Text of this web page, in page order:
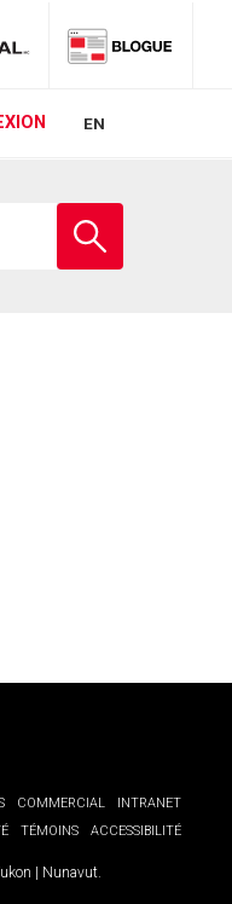
EN
COMMERCIAL
INTRANET
TÉMOINS ACCESSIBILITÉ
| Nunavut